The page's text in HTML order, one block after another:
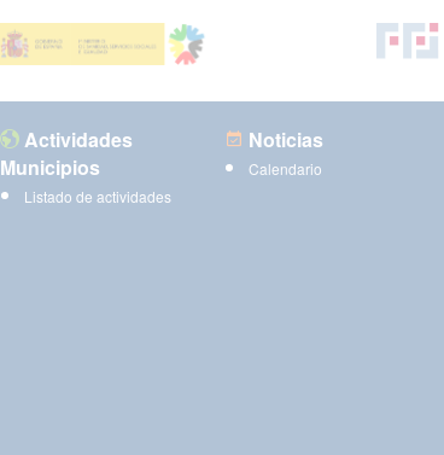
Actividades
Municipios
Listado de actividades
Noticias
Calendario